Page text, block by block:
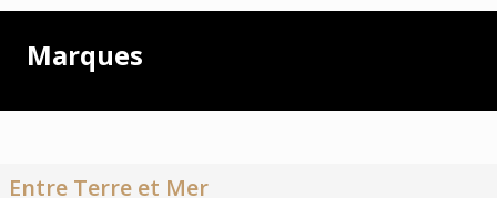
Marques
Entre Terre et Mer